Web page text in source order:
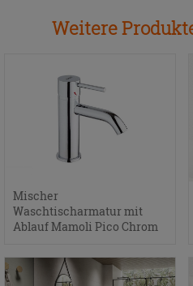
Weitere
Mischer
Waschtischarmatur mit
Ablauf Mamoli Pico Chrom